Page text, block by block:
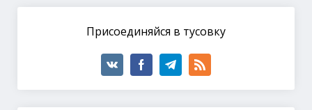
Присоединяйся в тусовку